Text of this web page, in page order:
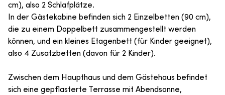
cm), also 2 Schlafplätze.
In der Gästekabine befinden sich 2 Einzelbetten (90 cm),
die zu einem Doppelbett zusammengestellt werden
können, und ein kleines Etagenbett (für Kinder geeignet),
also 4 Zusatzbetten (davon für 2 Kinder).
Zwischen dem Haupthaus und dem Gästehaus befindet
sich eine gepflasterte Terrasse mit Abendsonne,